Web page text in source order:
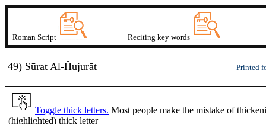
Roman Script Reciting key words
49) Sūrat Al-Ĥujurāt Printed
Toggle thick letters. Most people make the mistake of
(highlighted) thick letter